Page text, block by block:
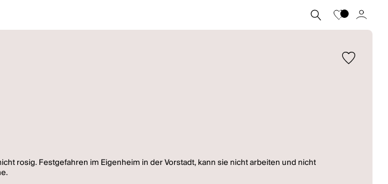
rosig. Festgefahren im Eigenheim in der Vorstadt, kann sie nicht arbeiten und nicht